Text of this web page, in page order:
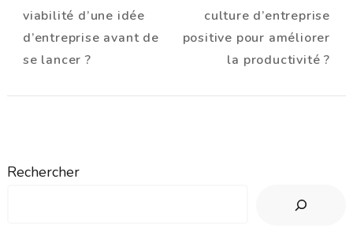
d'article
viabilité d’une idée
d’entreprise avant de
se lancer ?
culture d’entreprise
positive pour améliorer
la productivité ?
Rechercher